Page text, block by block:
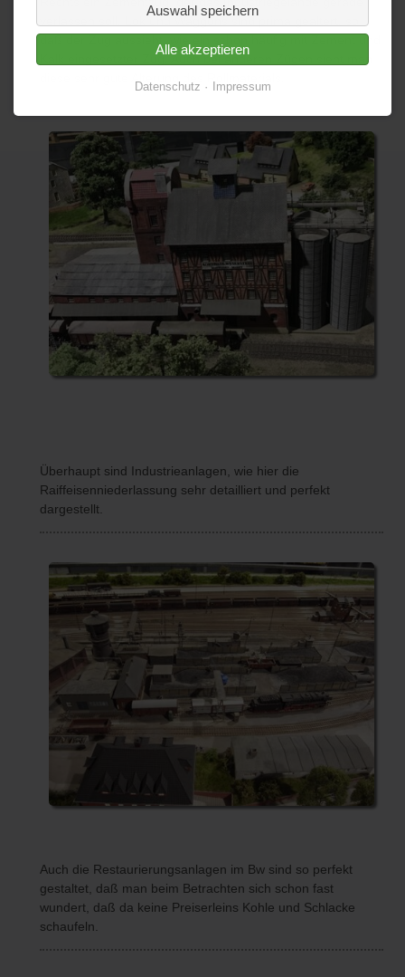
verlassen soll. Lok und Waggons sind prima gealtert, so
daß der Zug aussieht, wie ein schon häufig mit Zement und
Kalk eingesetzter Zug. Auch bei anderen Zügen sieht man
Überhaupt sind Industrieanlagen, wie hier die
Raiffeisenniederlassung sehr detailliert und perfekt
dargestellt.
Auch die Restaurierungsanlagen im Bw sind so perfekt
gestaltet, daß man beim Betrachten sich schon fast
wundert, daß da keine Preiserleins Kohle und Schlacke
schaufeln.
Auswahl speichern
Alle akzeptieren
Datenschutz Impressum